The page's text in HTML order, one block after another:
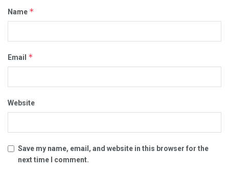
Name *
Email *
Website
Save my name, email, and website in this browser for the
next time I comment.